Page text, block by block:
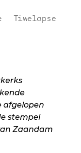
|Timelapse
afgelopen
stempel
Zaandam